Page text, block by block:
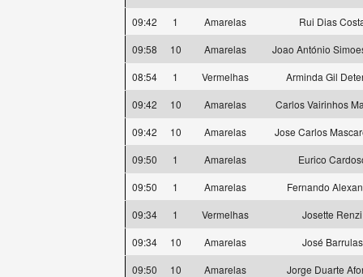
09:42
1 Amarelas
Rui Dias
09:58
10 Amarelas
Joao António
08:54
1 Vermelhas
Arminda Gil
09:42
10 Amarelas
Carlos Vairinhos
09:42
10 Amarelas
Jose Carlos
09:50
1 Amarelas
Eurico
09:50
1 Amarelas
Fernando
09:34
1 Vermelhas
Josette Renzi
09:34
10 Amarelas
José Barrulas
09:50
10 Amarelas
Jorge Duarte